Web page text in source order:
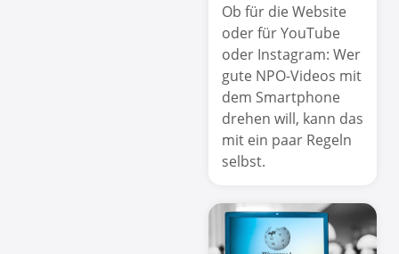
Ob für die Website
oder für YouTube
oder Instagram: Wer
gute NPO-Videos mit
dem Smartphone
drehen will, kann das
mit ein paar Regeln
selbst.